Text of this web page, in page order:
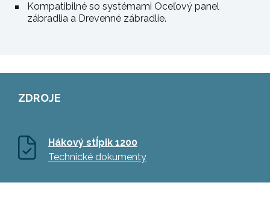
Kompatibilné so systémami Oceľový panel
zábradlia a Drevenné zábradlie.
ZDROJE
Hákový stÍpik 1200
Technické dokumenty